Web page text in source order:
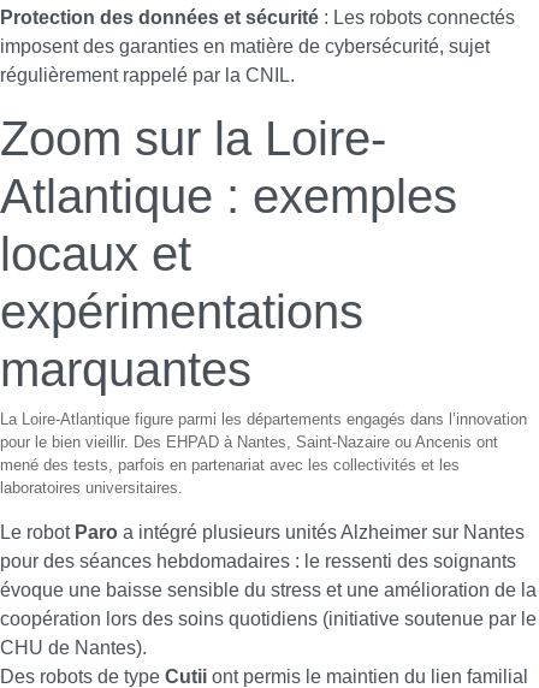
Protection des données et sécurité : Les robots connectés
imposent des garanties en matière de cybersécurité, sujet
régulièrement rappelé par la CNIL.
Zoom sur la Loire-
Atlantique : exemples
locaux et
expérimentations
marquantes
La Loire-Atlantique figure parmi les départements engagés dans l’innovation
pour le bien vieillir. Des EHPAD à Nantes, Saint-Nazaire ou Ancenis ont
mené des tests, parfois en partenariat avec les collectivités et les
laboratoires universitaires.
Le robot Paro a intégré plusieurs unités Alzheimer sur Nantes
pour des séances hebdomadaires : le ressenti des soignants
évoque une baisse sensible du stress et une amélioration de la
coopération lors des soins quotidiens (initiative soutenue par le
CHU de Nantes).
Des robots de type Cutii ont permis le maintien du lien familial